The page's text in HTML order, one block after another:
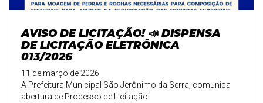
AVISO DE LICITAÇÃO! 📣 DISPENSA
DE LICITAÇÃO ELETRÔNICA
013/2026
11 de março de 2026
A Prefeitura Municipal São Jerônimo da Serra, comunica
abertura de Processo de Licitação.